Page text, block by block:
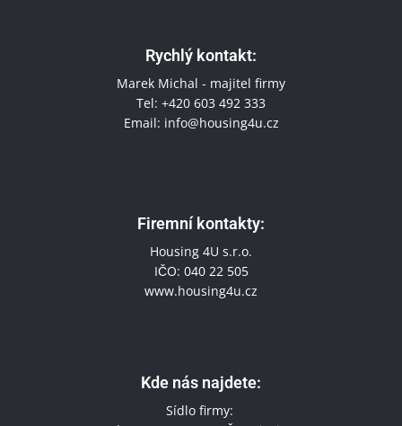
Rychlý kontakt:
Marek Michal - majitel firmy
Tel: +420 603 492 333
Email: info@housing4u.cz
Firemní kontakty​:
Housing 4U s.r.o.
IČO: 040 22 505
www.housing4u.cz
Kde nás najdete:
Sídlo firmy: